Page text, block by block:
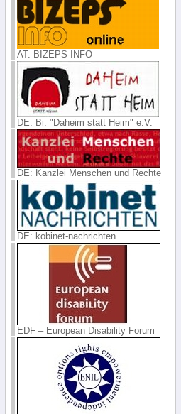
AT: BIZEPS-INFO
DE: Bi. "Daheim statt Heim" e.V.
DE: Kanzlei Menschen und Rechte
DE: kobinet-nachrichten
EDF – European Disability Forum